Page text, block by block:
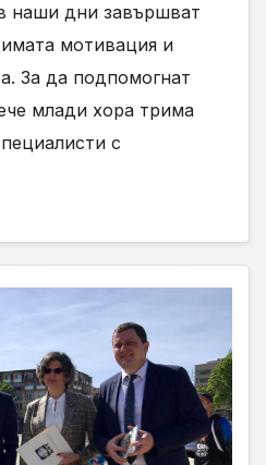
наши дни завършват
мотивация и
За да подпомогнат
млади хора трима
с